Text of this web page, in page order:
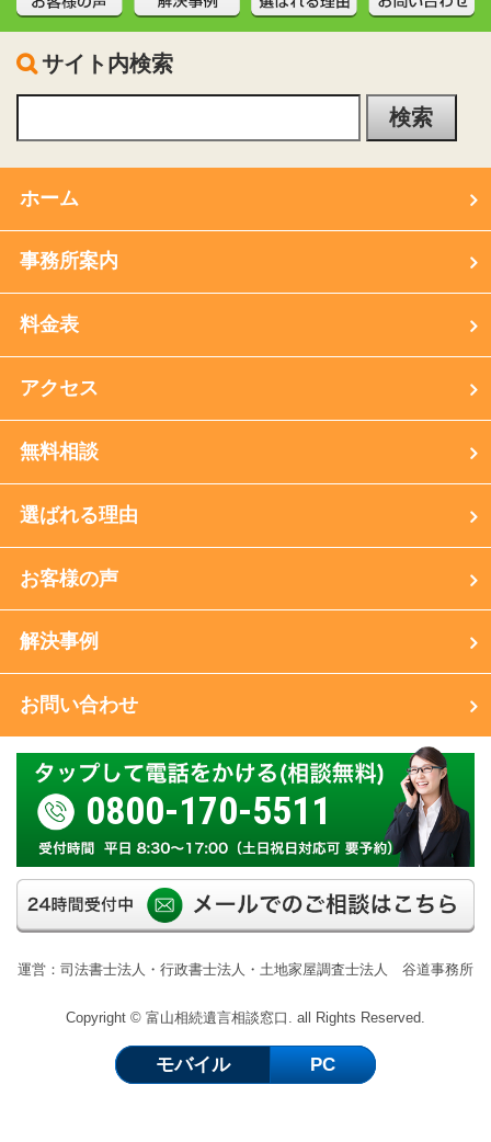
サイト内検索
ホーム
事務所案内
料金表
アクセス
無料相談
選ばれる理由
お客様の声
解決事例
お問い合わせ
0800-170-5511
運営：司法書士法人・行政書士法人・土地家屋調査士法人 谷道事務所
Copyright © 富山相続遺言相談窓口. all Rights Reserved.
モバイル PC